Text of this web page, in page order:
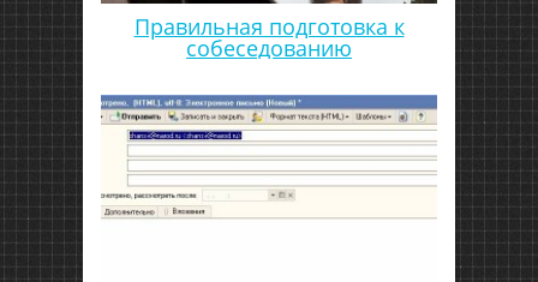
Правильная подготовка к
собеседованию